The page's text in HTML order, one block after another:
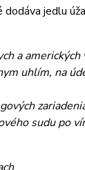
jedlu
a amerických
uhlím, na
sudu po